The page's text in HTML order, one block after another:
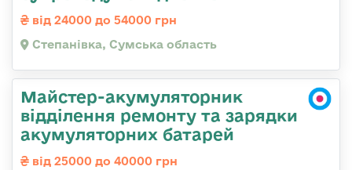
від 24000 до 54000 грн
Степанівка, Сумська область
Майстер-акумуляторник
відділення ремонту та зарядки
акумуляторних батарей
від 25000 до 40000 грн